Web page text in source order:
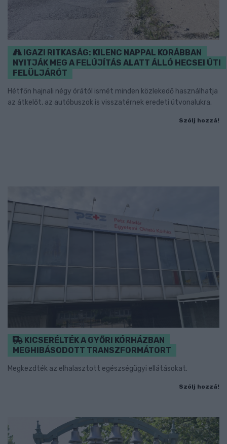
IGAZI RITKASÁG: KILENC NAPPAL KORÁBBAN
NYITJÁK MEG A FELÚJÍTÁS ALATT ÁLLÓ HECSEI ÚTI
FELÜLJÁRÓT
Hétfőn hajnali négy órától ismét minden közlekedő használhatja
az átkelőt, az autóbuszok is visszatérnek eredeti útvonalukra.
Szólj hozzá!
KICSERÉLTÉK A GYŐRI KÓRHÁZBAN
MEGHIBÁSODOTT TRANSZFORMÁTORT
Megkezdték az elhalasztott egészségügyi ellátásokat.
Szólj hozzá!